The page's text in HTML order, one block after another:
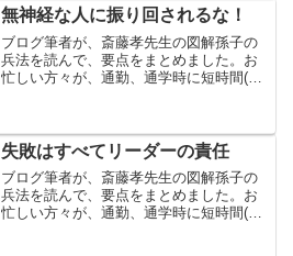
本のほうはより具体例なども書いており
大変読みやすくなっています。
無神経な人に振り回されるな！
ブログ筆者が、斎藤孝先生の図解孫子の
兵法を読んで、要点をまとめました。お
忙しい方々が、通勤、通学時に短時間(ブ
大変読みやすくなっています。
失敗はすべてリーダーの責任
ブログ筆者が、斎藤孝先生の図解孫子の
兵法を読んで、要点をまとめました。お
忙しい方々が、通勤、通学時に短時間(ブ